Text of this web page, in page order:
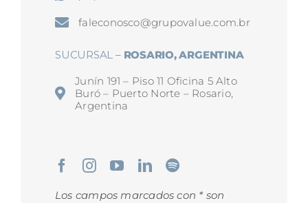
faleconosco@grupovalue.com.br
SUCURSAL – ROSARIO, ARGENTINA
Junín 191 – Piso 11 Oficina 5 Alto
Buró – Puerto Norte – Rosario,
Argentina
Los campos marcados con * son